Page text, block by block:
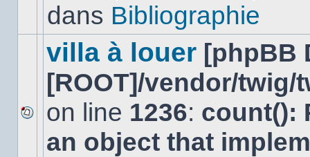
dansdans Bibliographie
Aucun
nouveau
message
villa à louer [phpBB
[ROOT]/vendor/
on line 1236: count():
an object that